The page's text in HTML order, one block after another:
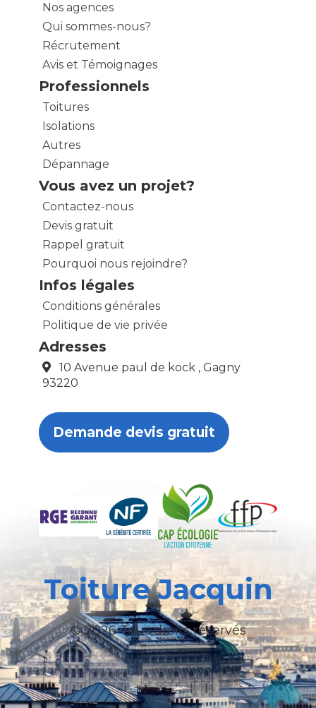
Nos agences
Qui sommes-nous?
Récrutement
Avis et Témoignages
Professionnels
Toitures
Isolations
Autres
Dépannage
Vous avez un projet?
Contactez-nous
Devis gratuit
Rappel gratuit
Pourquoi nous rejoindre?
Infos légales
Conditions générales
Politique de vie privée
Adresses
10 Avenue paul de kock , Gagny
93220
Demande devis gratuit
Toiture Jacquin
© 2026 Tous droits réservés